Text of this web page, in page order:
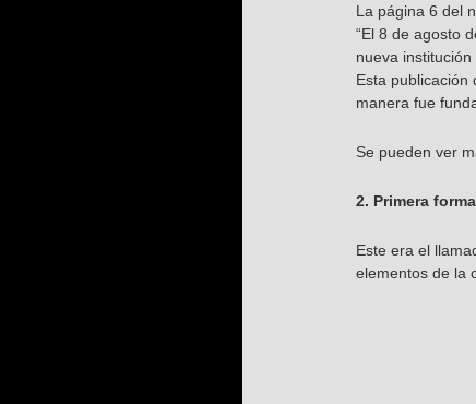
La página 6 del
“El 8 de agosto
nueva institución
Esta publicación
manera fue
Se pueden ver
2. Primera
Este era el
elementos de la